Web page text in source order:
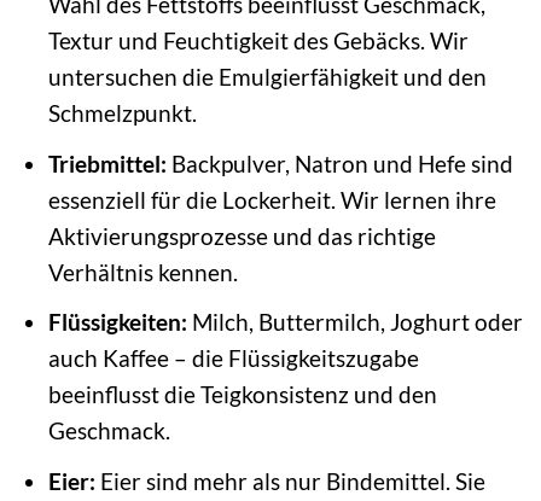
Textur und Feuchtigkeit des Gebäcks. Wir
untersuchen die Emulgierfähigkeit und den
Schmelzpunkt.
Triebmittel: Backpulver, Natron und Hefe sind
essenziell für die Lockerheit. Wir lernen ihre
Aktivierungsprozesse und das richtige
Verhältnis kennen.
Flüssigkeiten: Milch, Buttermilch, Joghurt oder
auch Kaffee – die Flüssigkeitszugabe
beeinflusst die Teigkonsistenz und den
Geschmack.
Eier: Eier sind mehr als nur Bindemittel. Sie